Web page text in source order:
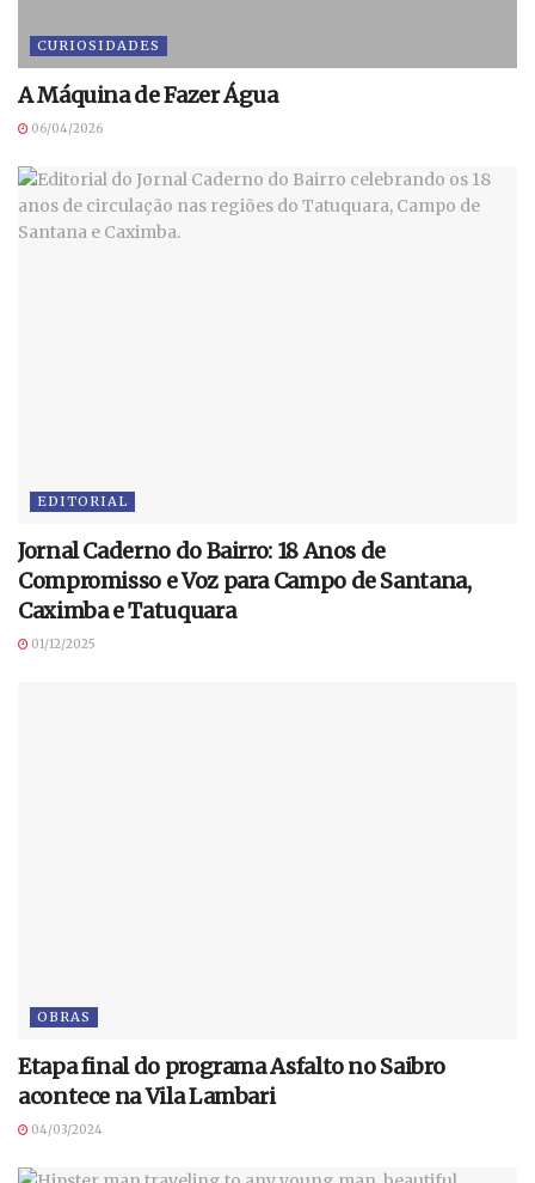
CURIOSIDADES
A Máquina de Fazer Água
06/04/2026
EDITORIAL
Jornal Caderno do Bairro: 18 Anos de
Compromisso e Voz para Campo de Santana,
Caximba e Tatuquara
01/12/2025
OBRAS
Etapa final do programa Asfalto no Saibro
acontece na Vila Lambari
04/03/2024